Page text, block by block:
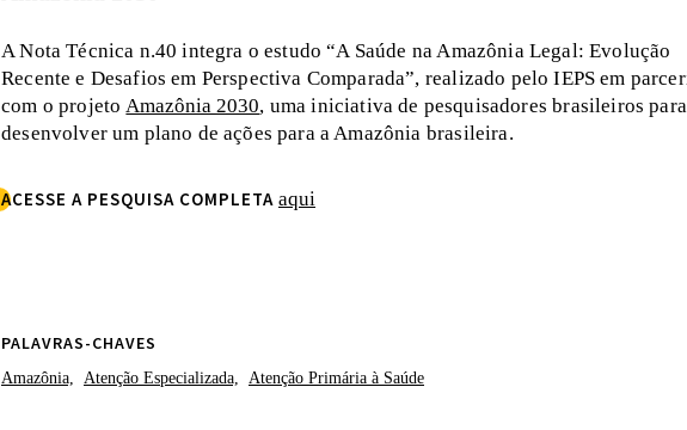
A Nota Técnica n.40 integra o estudo “A Saúde na Amazônia Legal: Evolução
Recente e Desafios em Perspectiva Comparada”, realizado pelo IEPS em
com o projeto Amazônia 2030, uma iniciativa de pesquisadores brasileiros para
desenvolver um plano de ações para a Amazônia brasileira.
ACESSE A PESQUISA COMPLETA aqui
PALAVRAS-CHAVES
Amazônia, Atenção Especializada, Atenção Primária à Saúde